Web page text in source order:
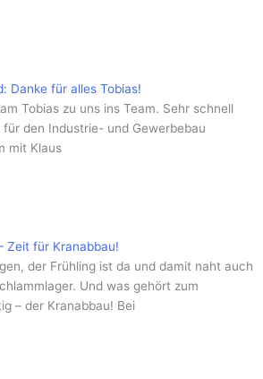
Danke für alles Tobias!
Tobias zu uns ins Team. Sehr schnell
den Industrie- und Gewerbebau
mit Klaus
Zeit für Kranabbau!
der Frühling ist da und damit naht auch
Und was gehört zum
– der Kranabbau! Bei